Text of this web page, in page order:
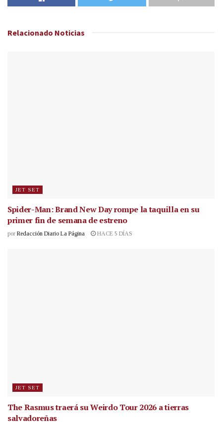
Relacionado Noticias
JET SET
Spider-Man: Brand New Day rompe la taquilla en su
primer fin de semana de estreno
por Redacción Diario La Página HACE 5 DÍAS
JET SET
The Rasmus traerá su Weirdo Tour 2026 a tierras
salvadoreñas